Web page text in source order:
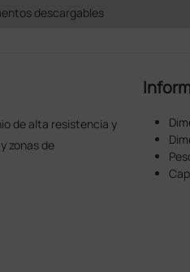
descargables
de alta resistencia y
zonas de